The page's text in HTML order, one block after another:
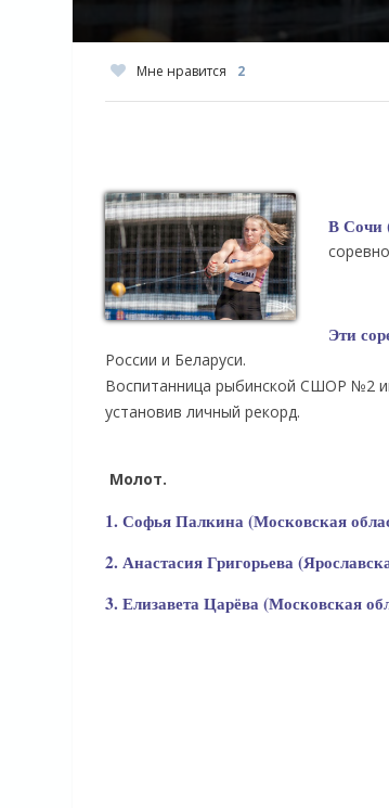
Мне нравится 2
В Сочи
Эти
России и Беларуси.
Воспитанница рыбинской СШОР №2
установив личный рекорд.
Молот.
1. Софья Палкина (Московская
2. Анастасия Григорьева
3. Елизавета Царёва (Московская